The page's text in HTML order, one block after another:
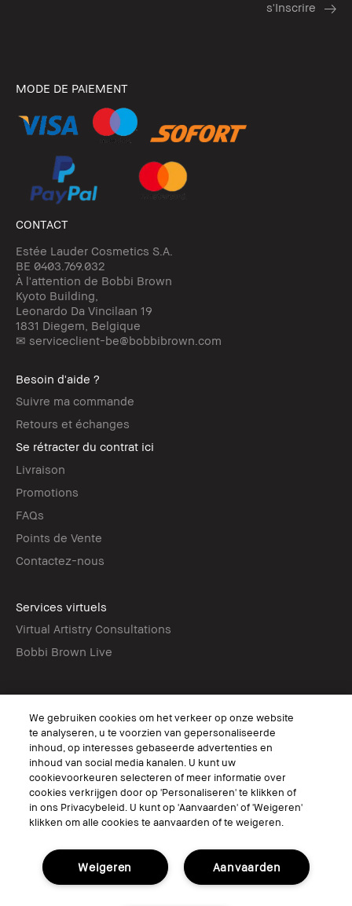
MODE DE PAIEMENT
CONTACT
Estée Lauder Cosmetics S.A.
BE 0403.769.032
À l'attention de Bobbi Brown
Kyoto Building,
Leonardo Da Vincilaan 19
1831 Diegem, Belgique
✉ serviceclient-be@bobbibrown.com
Besoin d'aide ?
Suivre ma commande
Retours et échanges
Se rétracter du contrat ici
Livraison
Promotions
FAQs
Points de Vente
Contactez-nous
Services virtuels
Virtual Artistry Consultations
Bobbi Brown Live
Suivez
© Bobbi Brown Professional Cosmetics, Inc. All worldwide rights reserved.
Conditions générales
Ne pas vendre ou partager mes informations personnelles / publicités
ciblées
Limiter l'utilisation de mes informations personnelles sensibles
Accessibilité
We gebruiken cookies om het verkeer op onze website
te analyseren, u te voorzien van gepersonaliseerde
inhoud, op interesses gebaseerde advertenties en
inhoud van social media kanalen. U kunt uw
cookievoorkeuren selecteren of meer informatie over
cookies verkrijgen door op 'Personaliseren' te klikken of
in ons Privacybeleid. U kunt op 'Aanvaarden' of 'Weigeren'
klikken om alle cookies te aanvaarden of te weigeren.
Aanvaarden
Weigeren